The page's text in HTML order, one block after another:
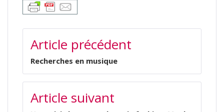
NAVIGATION
DE
L’ARTICLE
Article précédent
Recherches en musique
Article suivant